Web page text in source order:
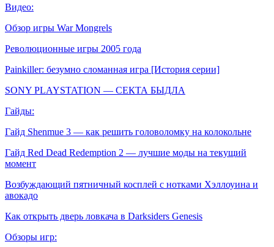
Видео:
Обзор игры War Mongrels
Революционные игры 2005 года
Painkiller: безумно сломанная игра [История серии]
SONY PLAYSTATION — СЕКТА БЫДЛА
Гайды:
Гайд Shenmue 3 — как решить головоломку на колокольне
Гайд Red Dead Redemption 2 — лучшие моды на текущий
момент
Возбуждающий пятничный косплей с нотками Хэллоуина и
авокадо
Как открыть дверь ловкача в Darksiders Genesis
Обзоры игр: